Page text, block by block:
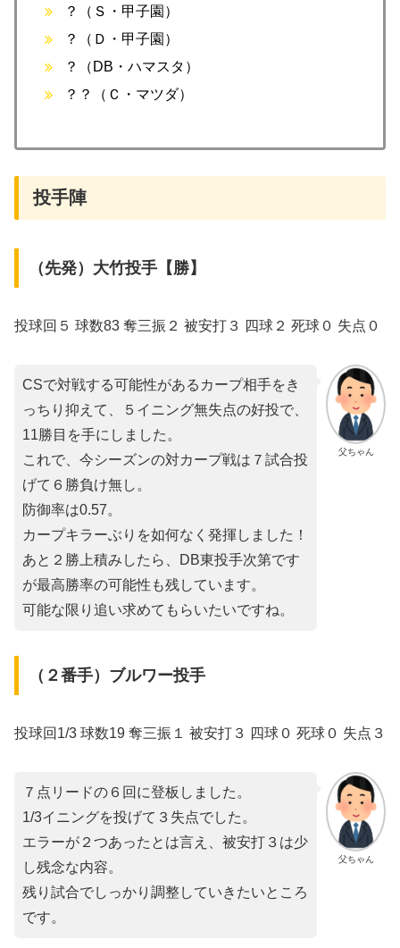
？（Ｓ・甲子園）
？（Ｄ・甲子園）
？（DB・ハマスタ）
？？（Ｃ・マツダ）
投手陣
（先発）大竹投手【勝】
投球回５ 球数83 奪三振２ 被安打３ 四球２ 死球０ 失点０
父ちゃん
CSで対戦する可能性があるカープ相手をき
っちり抑えて、５イニング無失点の好投で、
11勝目を手にしました。
これで、今シーズンの対カープ戦は７試合投
げて６勝負け無し。
防御率は0.57。
カープキラーぶりを如何なく発揮しました！
あと２勝上積みしたら、DB東投手次第です
が最高勝率の可能性も残しています。
可能な限り追い求めてもらいたいですね。
（２番手）ブルワー投手
投球回1/3 球数19 奪三振１ 被安打３ 四球０ 死球０ 失点３
父ちゃん
７点リードの６回に登板しました。
1/3イニングを投げて３失点でした。
エラーが２つあったとは言え、被安打３は少
し残念な内容。
残り試合でしっかり調整していきたいところ
です。